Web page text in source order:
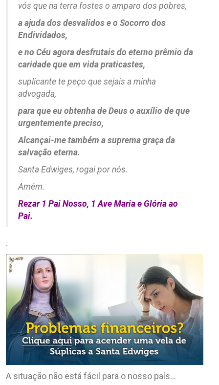
vós que na terra fostes o amparo dos pobres,
a ajuda dos desvalidos e o Socorro dos
Endividados,
e no Céu agora desfrutais do eterno prêmio da
caridade que em vida praticastes,
suplicante te peço que sejais a minha
advogada,
para que eu obtenha de Deus o auxílio de que
urgentemente preciso,
Alcançai-me também a suprema graça da
salvação eterna.
Santa Edwiges, rogai por nós.
Amém.
Rezar 1 Pai Nosso, 1 Ave Maria e Glória ao
Pai.
.
A situação não está fácil para o nosso país…